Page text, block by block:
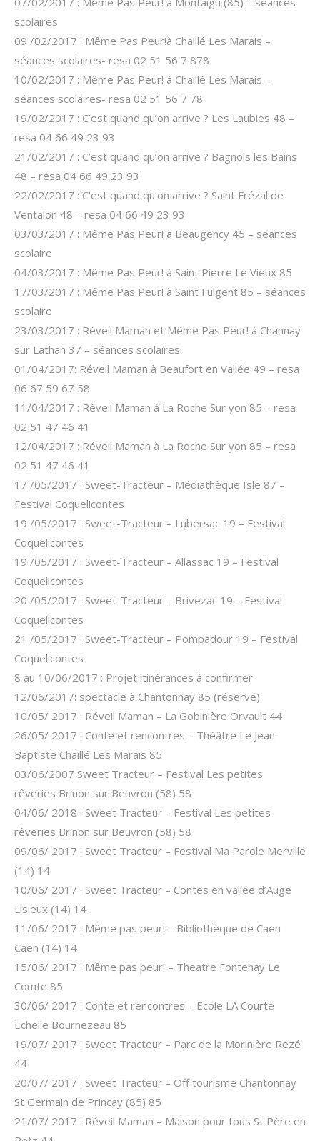
scolaires
09 /02/2017 : Même Pas Peur!à Chaillé Les Marais –
séances scolaires- resa 02 51 56 7 878
10/02/2017 : Même Pas Peur! à Chaillé Les Marais –
séances scolaires- resa 02 51 56 7 78
19/02/2017 : C’est quand qu’on arrive ? Les Laubies 48 –
resa 04 66 49 23 93
21/02/2017 : C’est quand qu’on arrive ? Bagnols les Bains
48 – resa 04 66 49 23 93
22/02/2017 : C’est quand qu’on arrive ? Saint Frézal de
Ventalon 48 – resa 04 66 49 23 93
03/03/2017 : Même Pas Peur! à Beaugency 45 – séances
scolaire
04/03/2017 : Même Pas Peur! à Saint Pierre Le Vieux 85
17/03/2017 : Même Pas Peur! à Saint Fulgent 85 – séances
scolaire
23/03/2017 : Réveil Maman et Même Pas Peur! à Channay
sur Lathan 37 – séances scolaires
01/04/2017: Réveil Maman à Beaufort en Vallée 49 – resa
06 67 59 67 58
11/04/2017 : Réveil Maman à La Roche Sur yon 85 – resa
02 51 47 46 41
12/04/2017 : Réveil Maman à La Roche Sur yon 85 – resa
02 51 47 46 41
17 /05/2017 : Sweet-Tracteur – Médiathèque Isle 87 –
Festival Coquelicontes
19 /05/2017 : Sweet-Tracteur – Lubersac 19 – Festival
Coquelicontes
19 /05/2017 : Sweet-Tracteur – Allassac 19 – Festival
Coquelicontes
20 /05/2017 : Sweet-Tracteur – Brivezac 19 – Festival
Coquelicontes
21 /05/2017 : Sweet-Tracteur – Pompadour 19 – Festival
Coquelicontes
8 au 10/06/2017 : Projet itinérances à confirmer
12/06/2017: spectacle à Chantonnay 85 (réservé)
10/05/ 2017 : Réveil Maman – La Gobinière Orvault 44
26/05/ 2017 : Conte et rencontres – Théâtre Le Jean-
Baptiste Chaillé Les Marais 85
03/06/2007 Sweet Tracteur – Festival Les petites
rêveries Brinon sur Beuvron (58) 58
04/06/ 2018 : Sweet Tracteur – Festival Les petites
rêveries Brinon sur Beuvron (58) 58
09/06/ 2017 : Sweet Tracteur – Festival Ma Parole Merville
(14) 14
10/06/ 2017 : Sweet Tracteur – Contes en vallée d’Auge
Lisieux (14) 14
11/06/ 2017 : Même pas peur! – Bibliothèque de Caen
Caen (14) 14
15/06/ 2017 : Même pas peur! – Theatre Fontenay Le
Comte 85
30/06/ 2017 : Conte et rencontres – Ecole LA Courte
Echelle Bournezeau 85
19/07/ 2017 : Sweet Tracteur – Parc de la Morinière Rezé
44
20/07/ 2017 : Sweet Tracteur – Off tourisme Chantonnay
St Germain de Princay (85) 85
21/07/ 2017 : Réveil Maman – Maison pour tous St Père en